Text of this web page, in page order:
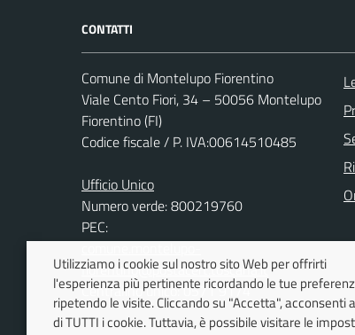
CONTATTI
Comune di Montelupo Fiorentino
Viale Cento Fiori, 34 – 50056 Montelupo
Fiorentino (FI)
Codice fiscale / P. IVA:00614510485
Ufficio Unico
Numero verde: 800219760
PEC:
comune.montelupo-
fiorentino@postacert.toscana.it
Centralino unico: 0571 9174
Utilizziamo i cookie sul nostro sito Web per offrirti
l'esperienza più pertinente ricordando le tue
ripetendo le visite. Cliccando su "Accetta", acconsenti
di TUTTI i cookie. Tuttavia, è possibile visitare le